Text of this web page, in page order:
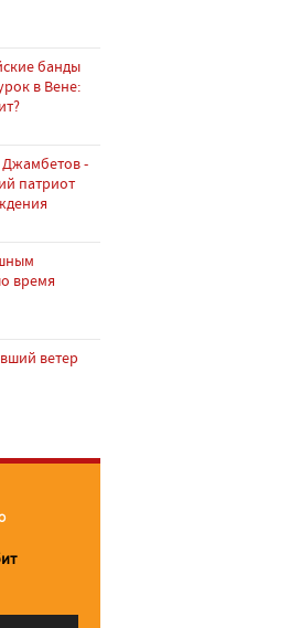
банды
в Вене:
Джамбетов -
патриот
время
ветер